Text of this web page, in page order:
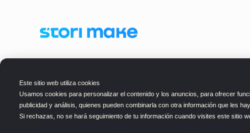
Este sitio web utiliza cookies
Usamos cookies para personalizar el contenido y los anuncios, para ofrecer
publicidad y análisis, quienes pueden combinarla con otra información que les
Si rechazas, no se hará seguimiento de tu información cuando visites este sitio
BLOG> MARKETING